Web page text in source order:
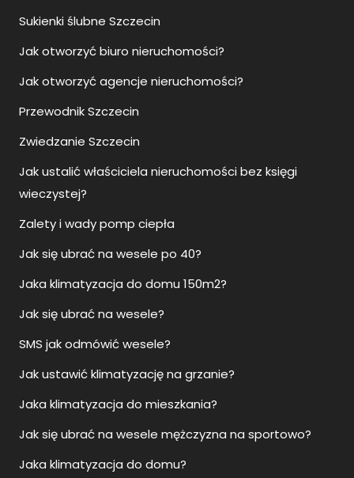
Sukienki ślubne Szczecin
Jak otworzyć biuro nieruchomości?
Jak otworzyć agencje nieruchomości?
Przewodnik Szczecin
Zwiedzanie Szczecin
Jak ustalić właściciela nieruchomości bez księgi
wieczystej?
Zalety i wady pomp ciepła
Jak się ubrać na wesele po 40?
Jaka klimatyzacja do domu 150m2?
Jak się ubrać na wesele?
SMS jak odmówić wesele?
Jak ustawić klimatyzację na grzanie?
Jaka klimatyzacja do mieszkania?
Jak się ubrać na wesele mężczyzna na sportowo?
Jaka klimatyzacja do domu?